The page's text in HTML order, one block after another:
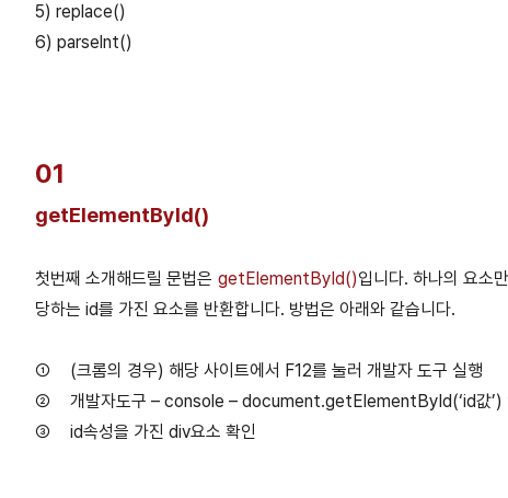
5) replace()
6) parselnt()
01
getElementById()
첫번째 소개해드릴 문법은 getElementById()입니다. 하나의 요소
당하는 id를 가진 요소를 반환합니다. 방법은 아래와 같습니다.
①
(크롬의 경우) 해당 사이트에서 F12를 눌러 개발자 도구 실행
②
개발자도구 – console – document.getElementById(‘id값’)
③
id속성을 가진 div요소 확인